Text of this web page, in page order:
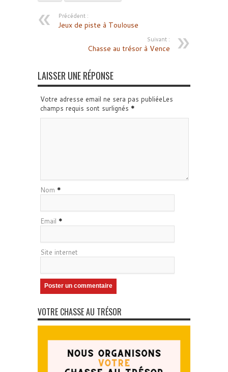
Précédent :
Jeux de piste à Toulouse
Suivant :
Chasse au trésor à Vence
LAISSER UNE RÉPONSE
Votre adresse email ne sera pas publiéeLes
champs requis sont surlignés *
Nom *
Email *
Site internet
VOTRE CHASSE AU TRÉSOR